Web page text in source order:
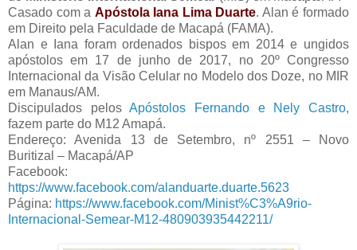
Casado com a Apóstola Iana Lima Duarte. Alan é formado
em Direito pela Faculdade de Macapá (FAMA).
Alan e Iana foram ordenados bispos em 2014 e ungidos
apóstolos em 17 de junho de 2017, no 20º Congresso
Internacional da Visão Celular no Modelo dos Doze, no MIR
em Manaus/AM.
Discipulados pelosApóstolos Fernando e Nely Castro,
fazem parte do M12 Amapá.
Endereço: Avenida 13 de Setembro, nº 2551 – Novo
Buritizal – Macapá/AP
Facebook:
https://www.facebook.com/alanduarte.duarte.5623
Página: https://www.facebook.com/Minist%C3%A9rio-
Internacional-Semear-M12-480903935442211/